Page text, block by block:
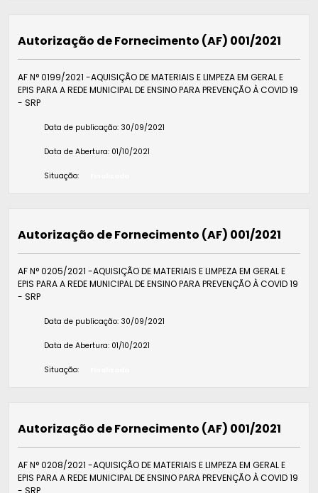
Autorização de Fornecimento (AF) 001/2021
AF N° 0199/2021 -AQUISIÇÃO DE MATERIAIS E LIMPEZA EM GERAL E
EPIS PARA A REDE MUNICIPAL DE ENSINO PARA PREVENÇÃO À COVID 19
- SRP
Data de publicação: 30/09/2021
Data de Abertura: 01/10/2021
Situação:
Autorização de Fornecimento (AF) 001/2021
AF N° 0205/2021 -AQUISIÇÃO DE MATERIAIS E LIMPEZA EM GERAL E
EPIS PARA A REDE MUNICIPAL DE ENSINO PARA PREVENÇÃO À COVID 19
- SRP
Data de publicação: 30/09/2021
Data de Abertura: 01/10/2021
Situação:
Autorização de Fornecimento (AF) 001/2021
AF N° 0208/2021 -AQUISIÇÃO DE MATERIAIS E LIMPEZA EM GERAL E
EPIS PARA A REDE MUNICIPAL DE ENSINO PARA PREVENÇÃO À COVID 19
- SRP